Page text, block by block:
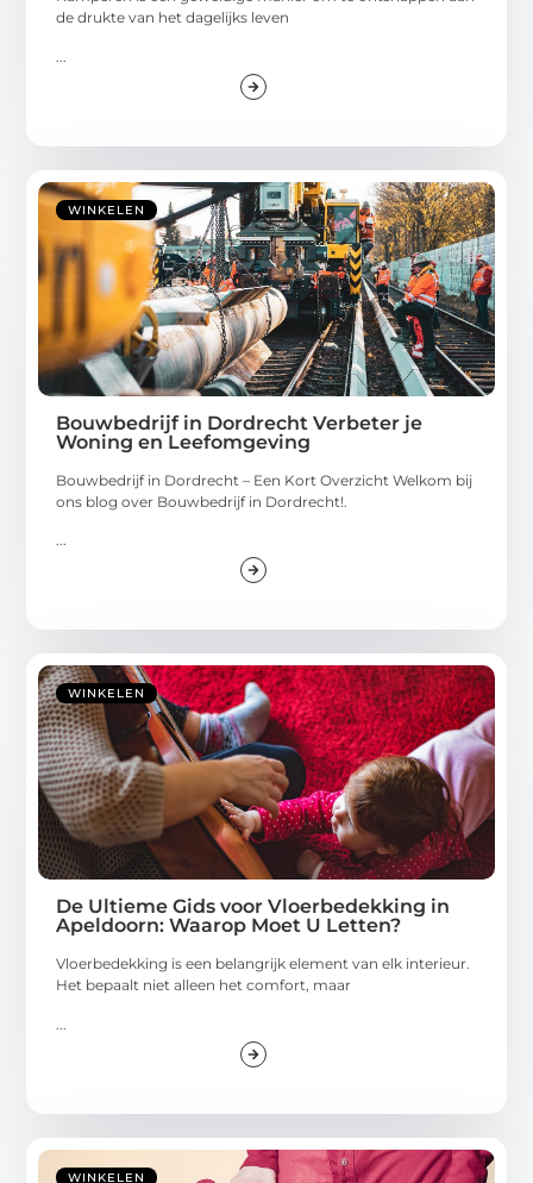
de drukte van het dagelijks leven
WINKELEN
Bouwbedrijf in Dordrecht Verbeter je
Woning en Leefomgeving
Bouwbedrijf in Dordrecht – Een Kort Overzicht Welkom bij
ons blog over Bouwbedrijf in Dordrecht!.
WINKELEN
De Ultieme Gids voor Vloerbedekking in
Apeldoorn: Waarop Moet U Letten?
Vloerbedekking is een belangrijk element van elk interieur.
Het bepaalt niet alleen het comfort, maar
WINKELEN